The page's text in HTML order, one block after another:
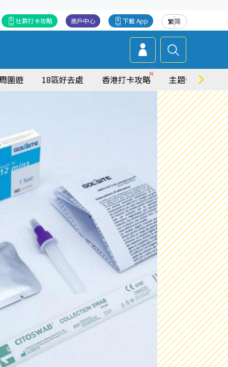
繁简
下載 App
商戶中心
社群打卡攻略
圍遊 18區好去處 香港打卡攻略 主題特集